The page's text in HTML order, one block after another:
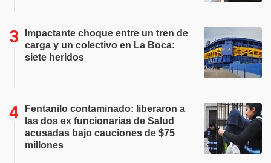
Impactante choque entre un tren de
carga y un colectivo en La Boca:
siete heridos
Fentanilo contaminado: liberaron a
las dos ex funcionarias de Salud
acusadas bajo cauciones de $75
millones